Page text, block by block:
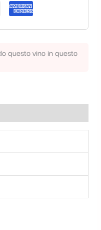
questo vino in questo